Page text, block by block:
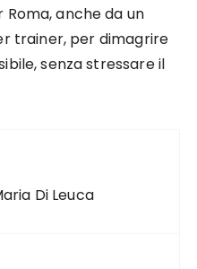
anche da un
trainer, per dimagrire
senza stressare il
Di Leuca